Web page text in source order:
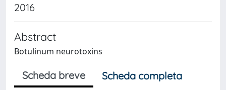
2016
Abstract
Botulinum neurotoxins
Scheda breve
Scheda completa